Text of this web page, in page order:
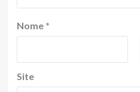
Nome *
Site